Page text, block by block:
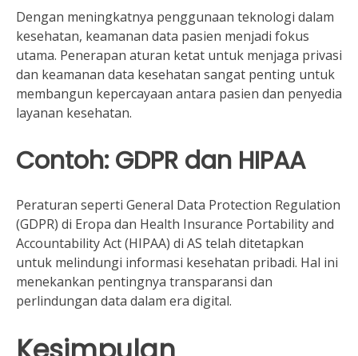
Dengan meningkatnya penggunaan teknologi dalam
kesehatan, keamanan data pasien menjadi fokus
utama. Penerapan aturan ketat untuk menjaga privasi
dan keamanan data kesehatan sangat penting untuk
membangun kepercayaan antara pasien dan penyedia
layanan kesehatan.
Contoh: GDPR dan HIPAA
Peraturan seperti General Data Protection Regulation
(GDPR) di Eropa dan Health Insurance Portability and
Accountability Act (HIPAA) di AS telah ditetapkan
untuk melindungi informasi kesehatan pribadi. Hal ini
menekankan pentingnya transparansi dan
perlindungan data dalam era digital.